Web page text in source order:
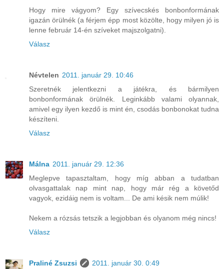
Hogy mire vágyom? Egy szívecskés bonbonformának
igazán örülnék (a férjem épp most közölte, hogy milyen jó is
lenne február 14-én szíveket majszolgatni).
Válasz
Névtelen 2011. január 29. 10:46
Szeretnék jelentkezni a játékra, és bármilyen
bonbonformának örülnék. Leginkább valami olyannak,
amivel egy ilyen kezdő is mint én, csodás bonbonokat tudna
készíteni.
Válasz
Málna 2011. január 29. 12:36
Meglepve tapasztaltam, hogy míg abban a tudatban
olvasgattalak nap mint nap, hogy már rég a követőd
vagyok, ezidáig nem is voltam... De ami késik nem múlik!
Nekem a rózsás tetszik a legjobban és olyanom még nincs!
Válasz
Praliné Zsuzsi
2011. január 30. 0:49